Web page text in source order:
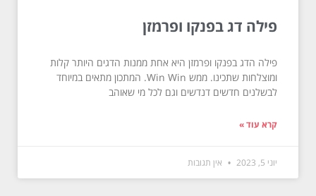
פילה דג בפנקו ופרמזן
פילה הדג בפנקו ופרמזן היא אחת ממנות הדגים היותר קלות
ומוצלחות שתכינו. ממש Win Win. המתכון מתאים במיוחד
לבשלנים חדשים דנדשים וגם לכל מי שאוהב
קרא עוד »
יוני 5, 2023 אין תגובות